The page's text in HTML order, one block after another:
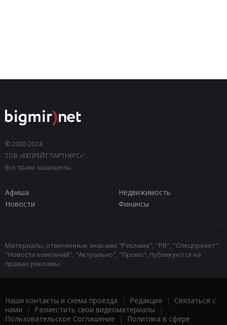
© 2000-2024,
ТОВ «КЕПРЕЙТ ПАРТНЕРС»".
Все права защищены.
Афиша
Недвижимость
Новости
Финансы
Материалы, отмеченные знаками "Реклама", "PR", "Спецпроект",
"Новости компаний", "Актуально", "Промо", публикуются на
правах рекламы.
Наши контакты и схема проезда | Редакция | Связаться с
нами | Разместить свои видеоматериалы |
Пользовательское Соглашение |
Политика в сфере